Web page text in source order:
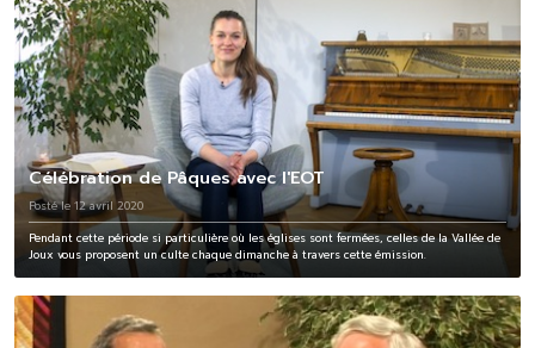
Célébration de Pâques avec l'EOT
Posté le 12 avril 2020
Pendant cette période si particulière où les églises sont fermées, celles de la Vallée de
Joux vous proposent un culte chaque dimanche à travers cette émission.